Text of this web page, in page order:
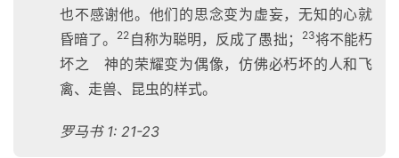
也不感谢他。他们的思念变为虚妄，无知的心就
昏暗了。
22 自称为聪明，反成了愚拙； 23将不能朽
坏之 神的荣耀变为偶像，仿佛必朽坏的人和飞
禽、走兽、昆虫的样式。
罗马书 1: 21-23